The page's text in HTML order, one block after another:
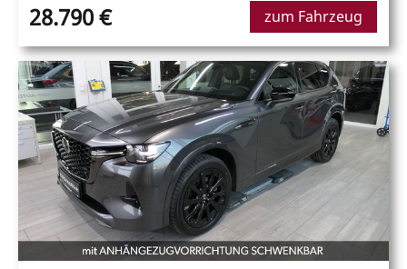
28.790 € zum Fahrzeug